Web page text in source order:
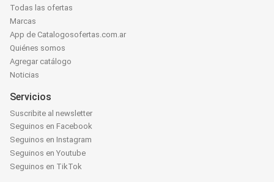
Todas las ofertas
Marcas
App de Catalogosofertas.com.ar
Quiénes somos
Agregar catálogo
Noticias
Servicios
Suscribite al newsletter
Seguinos en Facebook
Seguinos en Instagram
Seguinos en Youtube
Seguinos en TikTok